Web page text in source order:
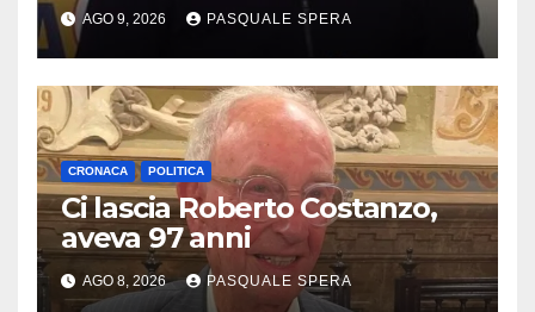
AGO 9, 2026 PASQUALE SPERA
CRONACA POLITICA
Ci lascia Roberto Costanzo,
aveva 97 anni
AGO 8, 2026 PASQUALE SPERA